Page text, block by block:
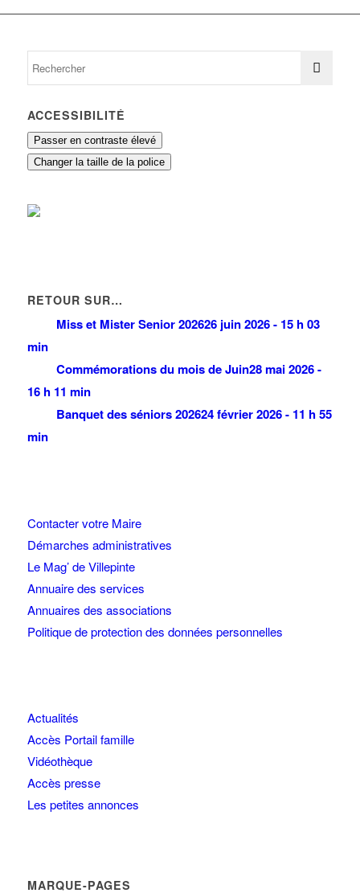
ACCESSIBILITÉ
Passer en contraste élevé
Changer la taille de la police
RETOUR SUR…
Miss et Mister Senior 202626 juin 2026 - 15 h 03
min
Commémorations du mois de Juin28 mai 2026 -
16 h 11 min
Banquet des séniors 202624 février 2026 - 11 h 55
min
Contacter votre Maire
Démarches administratives
Le Mag’ de Villepinte
Annuaire des services
Annuaires des associations
Politique de protection des données personnelles
Actualités
Accès Portail famille
Vidéothèque
Accès presse
Les petites annonces
MARQUE-PAGES